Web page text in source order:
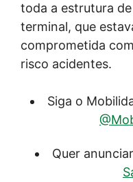
toda a estrutura
terminal, que
comprometida
risco acidentes.
Siga o
Quer